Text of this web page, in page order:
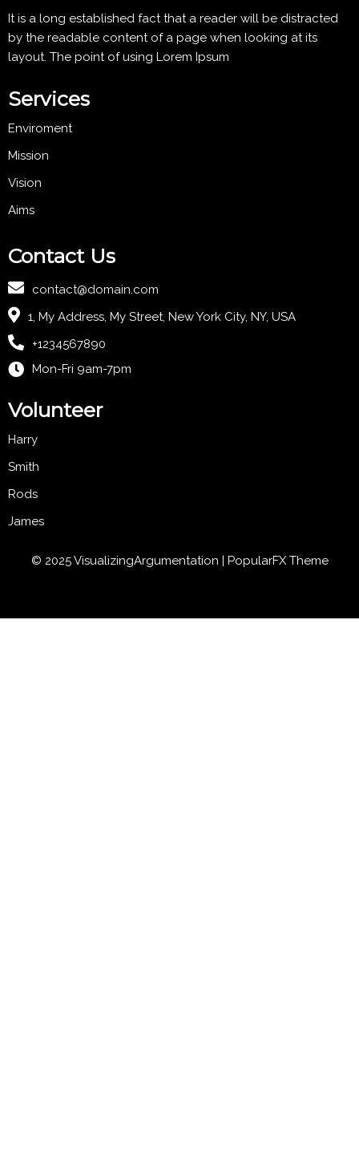
It is a long established fact that a reader will be distracted
by the readable content of a page when looking at its
layout. The point of using Lorem Ipsum
Services
Enviroment
Mission
Vision
Aims
Contact Us
contact@domain.com
1, My Address, My Street, New York City, NY, USA
+1234567890
Mon-Fri 9am-7pm
Volunteer
Harry
Smith
Rods
James
© 2025 VisualizingArgumentation | PopularFX Theme